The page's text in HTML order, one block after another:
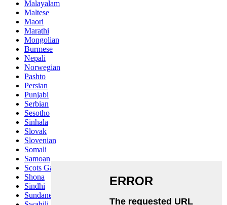
Malayalam
Maltese
Maori
Marathi
Mongolian
Burmese
Nepali
Norwegian
Pashto
Persian
Punjabi
Serbian
Sesotho
Sinhala
Slovak
Slovenian
Somali
Samoan
Scots Gaelic
Shona
Sindhi
Sundanese